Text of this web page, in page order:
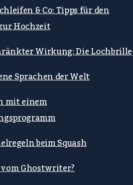
& Co: Tipps für den
Hochzeit
Wirkung: Die Lochbrille
Sprachen der Welt
mit einem
beim Squash
Ghostwriter?